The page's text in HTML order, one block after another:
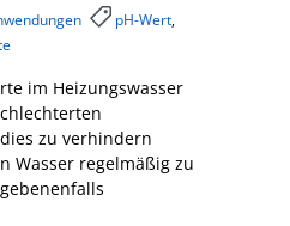
pH-Wert,
im Heizungswasser
zu verhindern
Wasser regelmäßig zu